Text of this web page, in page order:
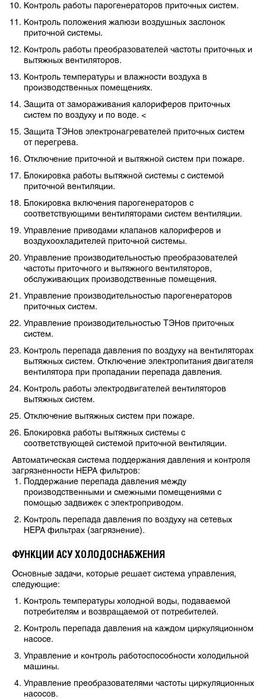
Контроль работы парогенераторов приточных систем.
Контроль положения жалюзи воздушных заслонок
приточной системы.
Контроль работы преобразователей частоты приточных и
вытяжных вентиляторов.
Контроль температуры и влажности воздуха в
производственных помещениях.
Защита от замораживания калориферов приточных
систем по воздуху и по воде. <
Защита ТЭНов электронагревателей приточных систем
от перегрева.
Отключение приточной и вытяжной систем при пожаре.
Блокировка работы вытяжной системы с системой
приточной вентиляции.
Блокировка включения парогенераторов с
соответствующими вентиляторами систем вентиляции.
Управление приводами клапанов калориферов и
воздухоохладителей приточной системы.
Управление производительностью преобразователей
частоты приточного и вытяжного вентиляторов,
обслуживающих производственные помещения.
Управление производительностью парогенераторов
приточных систем.
Управление производительностью ТЭНов приточных
систем.
Контроль перепада давления по воздуху на вентиляторах
вытяжных систем. Отключение электропитания двигателя
вентилятора при пропадании перепада давления.
Контроль работы электродвигателей вентиляторов
вытяжных систем.
Отключение вытяжных систем при пожаре.
Блокировка работы вытяжных системы с
соответствующей системой приточной вентиляции.
Автоматическая система поддержания давления и контроля
загрязненности HEPA фильтров:
Поддержание перепада давления между
производственными и смежными помещениями с
помощью задвижек с электроприводом.
Контроль перепада давления по воздуху на сетевых
HEPA фильтрах (загрязнение).
ФУНКЦИИ АСУ ХОЛОДОСНАБЖЕНИЯ
Основные задачи, которые решает система управления,
следующие:
Контроль температуры холодной воды, подаваемой
потребителям и возвращаемой от потребителей.
Контроль перепада давления на каждом циркуляционном
насосе.
Управление и контроль работоспособности холодильной
машины.
Управление преобразователями частоты циркуляционных
насосов.